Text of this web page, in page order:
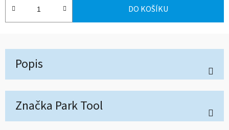
DO KOŠÍKU
Popis
Značka Park Tool